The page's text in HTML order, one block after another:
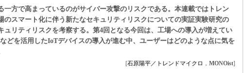
日本ものづくりワールド
AUTOMOTIVE WORLD
車載ソフト開発
ISO26262
無償設計ツール
デジタルツインとCAE
一方で高まっているのがサイバー攻撃のリスクである。本連載ではトレン
のスマート化に伴う新たなセキュリティリスクについての実証実験研究の
ュリティリスクを考察する。第4回となる今回は、工場への導入が増えてい
どを活用したIoTデバイスの導入が進む中、ユーザーはどのような点に気を
[石原陽平／トレンドマイクロ ， MONOist]